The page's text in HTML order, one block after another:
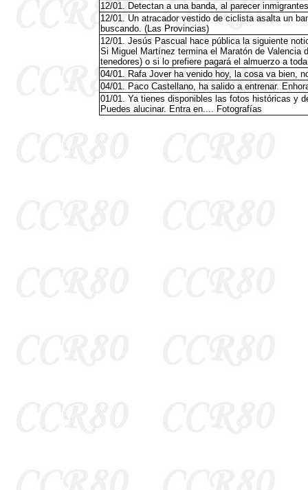
12/01. Detectan a una banda, al parecer
12/01. Un atracador vestido de ciclista asalta un
buscando. (Las Provincias)
12/01. Jesús Pascual hace pública la siguiente
Si Miguel Martínez termina el Maratón de Valencia
tenedores) o si lo prefiere pagará el almuerzo a
04/01. Rafa Jover ha venido hoy, la cosa va bien,
04/01. Paco Castellano, ha salido a entrenar.
01/01. Ya tienes disponibles las fotos históricas y
Puedes alucinar. Entra en.... Fotografías